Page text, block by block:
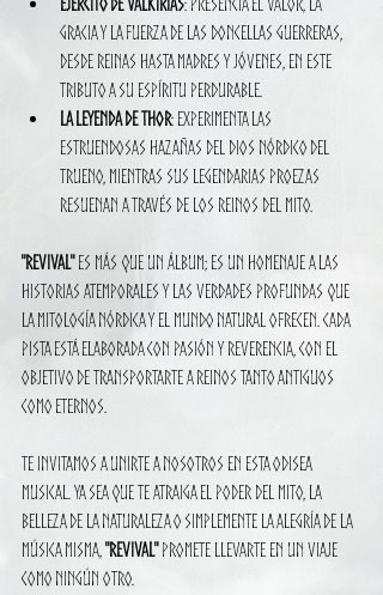
gracia y la fuerza de las doncellas guerreras,
desde reinas hasta madres y jóvenes, en este
tributo a su espíritu perdurable.
La Leyenda de Thor: Experimenta las
estruendosas hazañas del dios nórdico del
trueno, mientras sus legendarias proezas
resuenan a través de los reinos del mito.
"Revival" es más que un álbum; es un homenaje a las
historias atemporales y las verdades profundas que
la mitología nórdica y el mundo natural ofrecen. Cada
pista está elaborada con pasión y reverencia, con el
objetivo de transportarte a reinos tanto antiguos
como eternos.
Te invitamos a unirte a nosotros en esta odisea
musical. Ya sea que te atraiga el poder del mito, la
belleza de la naturaleza o simplemente la alegría de la
música misma, "Revival" promete llevarte en un viaje
como ningún otro.